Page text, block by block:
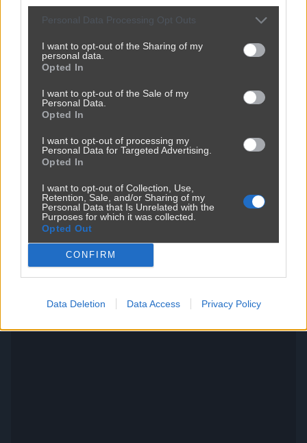
Personal Data Processing Opt Outs
I want to opt-out of the Sharing of my
personal data.
Opted In
I want to opt-out of the Sale of my
Personal Data.
Opted In
I want to opt-out of processing my
Personal Data for Targeted Advertising.
Opted In
I want to opt-out of Collection, Use,
Retention, Sale, and/or Sharing of my
Personal Data that Is Unrelated with the
Purposes for which it was collected.
Opted Out
CONFIRM
Data Deletion Data Access Privacy Policy
Sposób na zapaść w służbie zdrowia.